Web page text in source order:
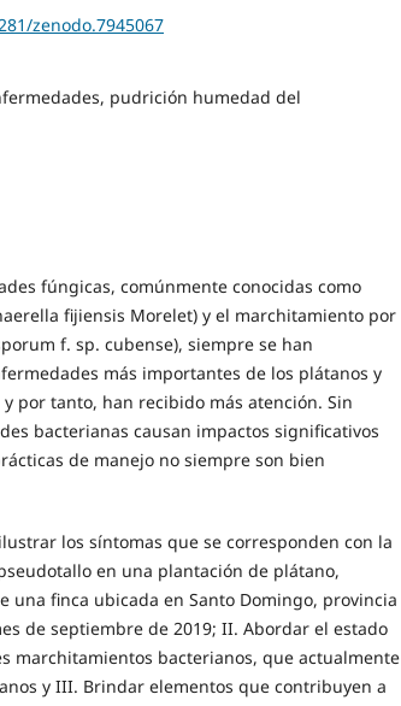
zenodo.7945067
pudrición humedad del
fúngicas, comúnmente conocidas como
fijiensis Morelet) y el marchitamiento por
f. sp. cubense), siempre se han
más importantes de los plátanos y
por tanto, han recibido más atención. Sin
bacterianas causan impactos significativos
de manejo no siempre son bien
los síntomas que se corresponden con la
en una plantación de plátano,
una finca ubicada en Santo Domingo, provincia
de septiembre de 2019; II. Abordar el estado
marchitamientos bacterianos, que actualmente
y III. Brindar elementos que contribuyen a